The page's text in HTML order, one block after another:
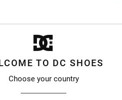
TO DC SHOES
Choose your country